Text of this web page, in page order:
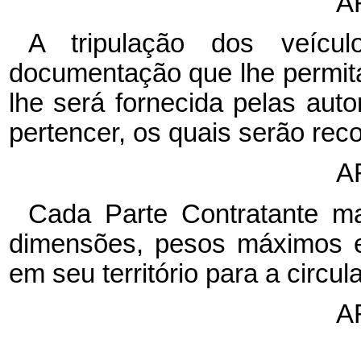
A tripulação dos
documentação que lhe
lhe será fornecida pelas
pertencer, os quais serão
Cada Parte Contratante
dimensões, pesos máximos
em seu território para a